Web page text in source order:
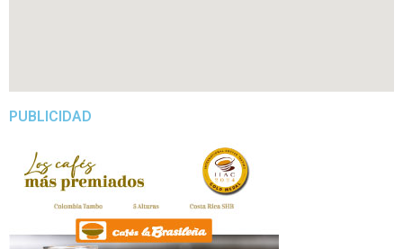
PUBLICIDAD